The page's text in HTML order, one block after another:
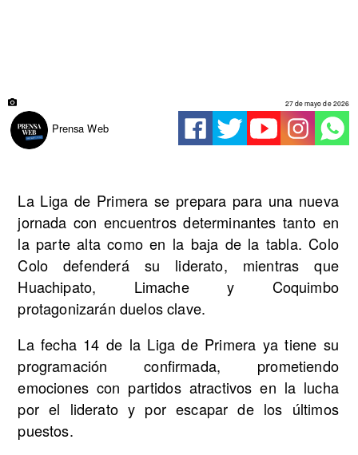
Prensa Web
27 de mayo de 2026
La Liga de Primera se prepara para una nueva
jornada con encuentros determinantes tanto en
la parte alta como en la baja de la tabla. Colo
Colo defenderá su liderato, mientras que
Huachipato, Limache y Coquimbo
protagonizarán duelos clave.
La fecha 14 de la Liga de Primera ya tiene su
programación confirmada, prometiendo
emociones con partidos atractivos en la lucha
por el liderato y por escapar de los últimos
puestos.